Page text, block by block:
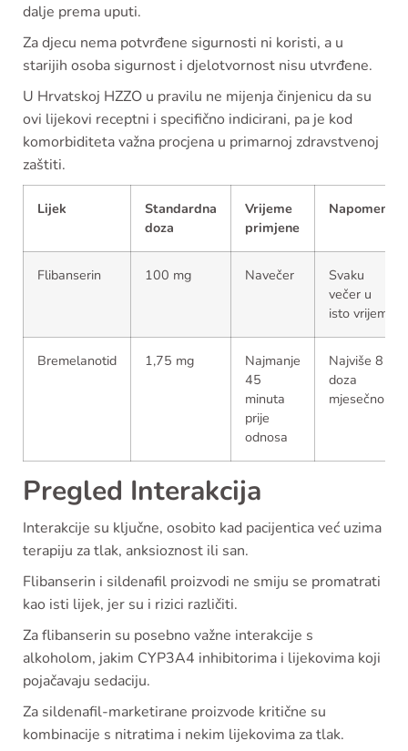
dalje prema uputi.
Za djecu nema potvrđene sigurnosti ni koristi, a u
starijih osoba sigurnost i djelotvornost nisu utvrđene.
U Hrvatskoj HZZO u pravilu ne mijenja činjenicu da su
ovi lijekovi receptni i specifično indicirani, pa je kod
komorbiditeta važna procjena u primarnoj zdravstvenoj
zaštiti.
Lijek
Standardna
doza
Vrijeme
primjene
Napomena
Flibanserin 100 mg Navečer
Svaku
večer u
isto vrijeme
Bremelanotid 1,75 mg
Najmanje
45
minuta
prije
odnosa
Najviše 8
doza
mjesečno
Pregled Interakcija
Interakcije su ključne, osobito kad pacijentica već uzima
terapiju za tlak, anksioznost ili san.
Flibanserin i sildenafil proizvodi ne smiju se promatrati
kao isti lijek, jer su i rizici različiti.
Za flibanserin su posebno važne interakcije s
alkoholom, jakim CYP3A4 inhibitorima i lijekovima koji
pojačavaju sedaciju.
Za sildenafil-marketirane proizvode kritične su
kombinacije s nitratima i nekim lijekovima za tlak.